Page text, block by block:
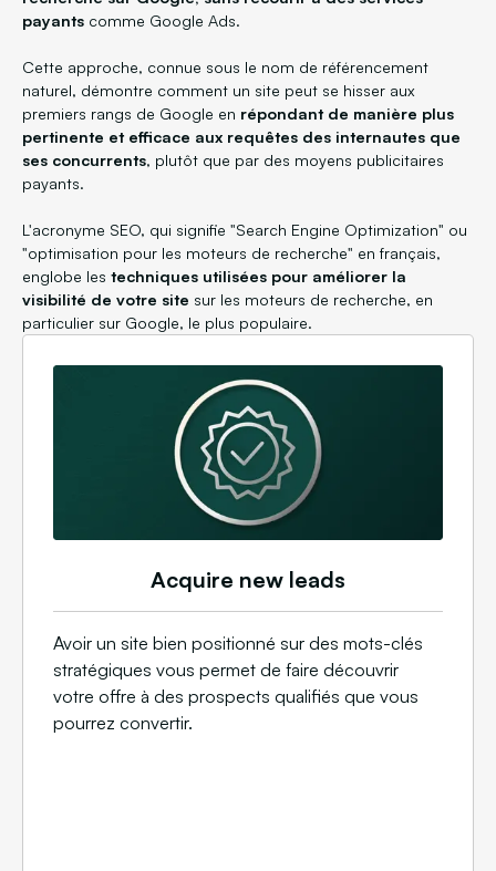
payants comme Google Ads.
Cette approche, connue sous le nom de référencement
naturel, démontre comment un site peut se hisser aux
premiers rangs de Google en répondant de manière plus
pertinente et efficace aux requêtes des internautes que
ses concurrents, plutôt que par des moyens publicitaires
payants.
L'acronyme SEO, qui signifie "Search Engine Optimization" ou
"optimisation pour les moteurs de recherche" en français,
englobe les techniques utilisées pour améliorer la
visibilité de votre site sur les moteurs de recherche, en
particulier sur Google, le plus populaire.
Acquire new leads
Avoir un site bien positionné sur des mots-clés
stratégiques vous permet de faire découvrir
votre offre à des prospects qualifiés que vous
pourrez convertir.​